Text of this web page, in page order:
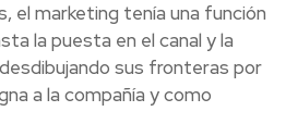
el marketing tenía una función
la puesta en el canal y la
sus fronteras por
a la compañía y como